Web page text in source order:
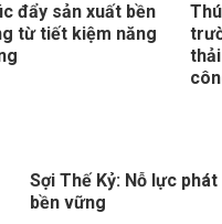
đẩy sản xuất bền
từ tiết kiệm năng
Sợi Thế Kỷ: Nỗ lực
bền vững